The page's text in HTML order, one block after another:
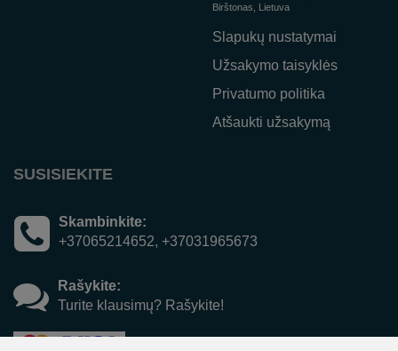
Birštonas, Lietuva
Slapukų nustatymai
Užsakymo taisyklės
Privatumo politika
Atšaukti užsakymą
SUSISIEKITE
Skambinkite:
+37065214652, +37031965673
Rašykite:
Turite klausimų? Rašykite!